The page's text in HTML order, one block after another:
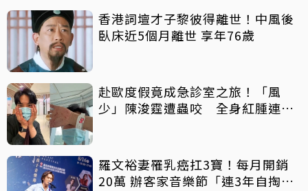
香港詞壇才子黎彼得離世！中風後
臥床近5個月離世 享年76歲
赴歐度假竟成急診室之旅！「風
少」陳浚霆遭蟲咬 全身紅腫連說
羅文裕妻罹乳癌扛3寶！每月開銷
20萬 辦客家音樂節「連3年自掏6